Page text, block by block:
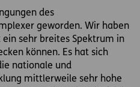
des
geworden. Wir haben
sehr breites Spektrum in
können. Es hat sich
nationale und
mittlerweile sehr hohe